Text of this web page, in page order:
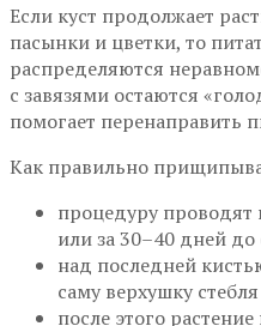
Если куст продолжает
пасынки и цветки, то
распределяются
с завязями остаются
помогает перенаправить
Как правильно
процедуру проводят
или за 30–40 дней до
над последней
саму верхушку
после этого